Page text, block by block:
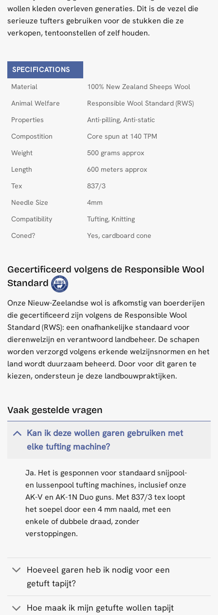
wollen kleden overleven generaties. Dit is de vezel die
serieuze tufters gebruiken voor de stukken die ze
verkopen, tentoonstellen of zelf houden.
SPECIFICATIONS
Material
100% New Zealand Sheeps Wool
Animal Welfare
Responsible Wool Standard (RWS)
Properties
Anti-pilling, Anti-static
Compostition
Core spun at 140 TPM
Weight
500 grams approx
Length
600 meters approx
Tex
837/3
Needle Size
4mm
Compatibility
Tufting, Knitting
Coned?
Yes, cardboard cone
Gecertificeerd volgens de Responsible Wool
Standard
Onze Nieuw-Zeelandse wol is afkomstig van boerderijen
die gecertificeerd zijn volgens de Responsible Wool
Standard (RWS): een onafhankelijke standaard voor
dierenwelzijn en verantwoord landbeheer. De schapen
worden verzorgd volgens erkende welzijnsnormen en het
land wordt duurzaam beheerd. Door voor dit garen te
kiezen, ondersteun je deze landbouwpraktijken.
Vaak gestelde vragen
Kan ik deze wollen garen gebruiken met
elke tufting machine?
Ja. Het is gesponnen voor standaard snijpool-
en lussenpool tufting machines, inclusief onze
AK-V en AK-1N Duo guns. Met 837/3 tex loopt
het soepel door een 4 mm naald, met een
enkele of dubbele draad, zonder
verstoppingen.
Hoeveel garen heb ik nodig voor een
getuft tapijt?
Hoe maak ik mijn getufte wollen tapijt